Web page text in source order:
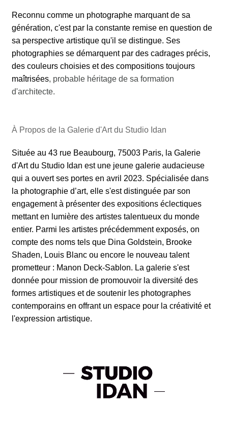
Reconnu comme un photographe marquant de sa
génération, c'est par la constante remise en question de
sa perspective artistique qu'il se distingue. Ses
photographies se démarquent par des cadrages précis,
des couleurs choisies et des compositions toujours
maîtrisées, probable héritage de sa formation
d'architecte.
À Propos de la Galerie d'Art du Studio Idan
Située au 43 rue Beaubourg, 75003 Paris, la Galerie
d'Art du Studio Idan est une jeune galerie audacieuse
qui a ouvert ses portes en avril 2023. Spécialisée dans
la photographie d’art, elle s'est distinguée par son
engagement à présenter des expositions éclectiques
mettant en lumière des artistes talentueux du monde
entier. Parmi les artistes précédemment exposés, on
compte des noms tels que Dina Goldstein, Brooke
Shaden, Louis Blanc ou encore le nouveau talent
prometteur : Manon Deck-Sablon. La galerie s'est
donnée pour mission de promouvoir la diversité des
formes artistiques et de soutenir les photographes
contemporains en offrant un espace pour la créativité et
l'expression artistique.